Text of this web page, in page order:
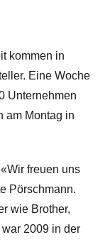
kommen in
Eine Woche
Unternehmen
am Montag in
freuen uns
Pörschmann.
wie Brother,
2009 in der